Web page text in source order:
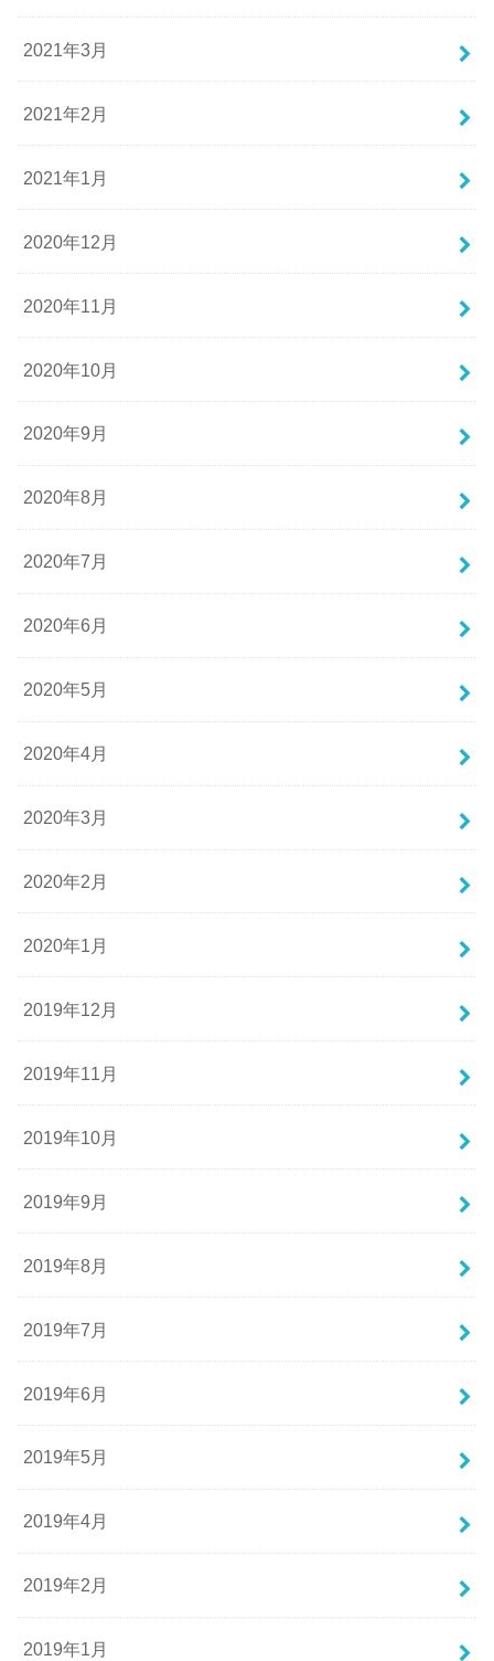
2021年3月
2021年2月
2021年1月
2020年12月
2020年11月
2020年10月
2020年9月
2020年8月
2020年7月
2020年6月
2020年5月
2020年4月
2020年3月
2020年2月
2020年1月
2019年12月
2019年11月
2019年10月
2019年9月
2019年8月
2019年7月
2019年6月
2019年5月
2019年4月
2019年2月
2019年1月